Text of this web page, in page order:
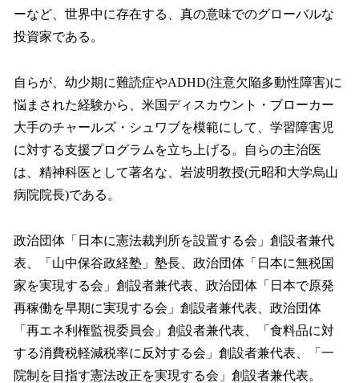
ーなど、世界中に存在する、真の意味でのグローバルな
投資家である。
自らが、幼少期に難読症やADHD(注意欠陥多動性障害)に
悩まされた経験から、米国ディスカウント・ブローカー
大手のチャールズ・シュワブを模範にして、学習障害児
に対する支援プログラムを立ち上げる。自らの主治医
は、精神科医として著名な、岩波明教授(元昭和大学烏山
病院院長)である。
政治団体「日本に憲法裁判所を設置する会」創設者兼代
表、「山中保谷政経塾」塾長、政治団体「日本に無税国
家を実現する会」創設者兼代表、政治団体「日本で原発
再稼働を早期に実現する会」創設者兼代表、政治団体
「再エネ利権監視委員会」創設者兼代表、「食料品に対
する消費税軽減税率に反対する会」創設者兼代表、「一
院制を目指す憲法改正を実現する会」創設者兼代表。